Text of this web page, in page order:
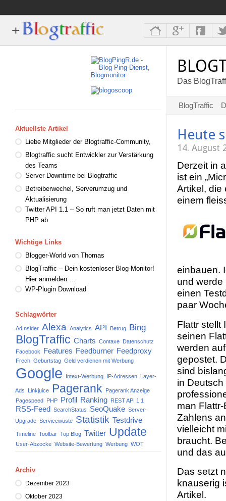
Aktuellste Artikel
Liebe Mitglieder der Blogtraffic-Community,
Blogtraffic sucht Entwickler zur Verstärkung
des Teams
Server-Downtime bei Blogtraffic
Betreiberwechel, Serverumzug und
Aktualisierung
Twitter API 1.1 – So ruft man jetzt Daten mit
PHP ab
Wichtige Links
Blogger-World von Thomas
BlogTraffic – Dein kostenloser Blog-Monitor!
Hier anmelden …
WP-Plugin Download
Schlagwörter
AdInsider Alexa Analytics API Betrug Bing
BlogTraffic Charts Contaxe Datenschutz
Facebook
Features Feedburner Feedproxy
Frech Geburtstag Geld verdienen mit Werbung
Google Intext-Werbung IP-Adressen Layer-
Ads Linkjuice Pagerank
Pagerank Anzeige
Pagespeed PHP Profil Ranking REST API 1.1
RSS-Feed SearchStatus SeoQuake Server-
Upgrade Servicewüste Statistik Testdrive
Timeline Toolbar Top Blog Twitter Update
User-Abzocke Website-Bewertung Werbung WOT
Archiv
Dezember 2023
Oktober 2023
Das
BlogTraffic
Heute
14.
Derzeit in
ist ein
Artikel, die
einem
einbauen.
und
einen
paar
Flattr stellt
seinen
werden
gepostet.
sind
in
man
Zahlens
vielleicht
braucht.
und das
Das setzt
knauserig
Artikel.